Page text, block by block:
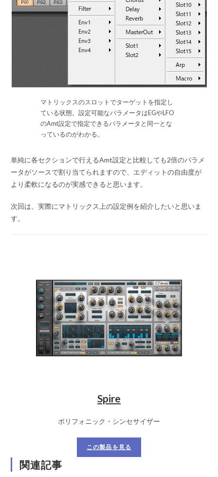
マトリックスのスロットでターゲットを指定し
ている状態。設定可能なパラメータはEGやLFO
のAmt設定で指定できるパラメータと同一とな
っているのがわかる。
単純に各セクションで行えるAmt設定と比較しても2倍のパラメ
ータがソースで割り当てられますので、エディットの自由度が
より柔軟になるのが実感できると思います。
次回は、実際にマトリックス上の設定例を紹介したいと思いま
す。
Spire
ポリフォニック・シンセサイザー
この製品を見る
関連記事